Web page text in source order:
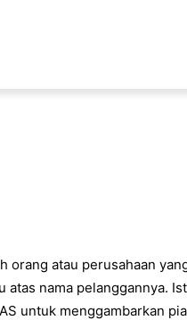
orang atau perusahaan
nama pelanggannya.
untuk menggambarkan